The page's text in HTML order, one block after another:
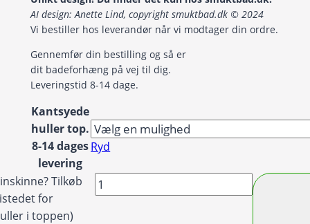
AI design: Anette Lind, copyright smuktbad.dk © 2024
Vi bestiller hos leverandør når vi modtager din ordre.
Gennemfør din bestilling og så er
dit badeforhæng på vej til dig.
Leveringstid 8-14 dage.
Kantsyede
huller top.
8-14 dages
levering
Ryd
Tilkøb
for
i toppen)
Badeforhæng
/